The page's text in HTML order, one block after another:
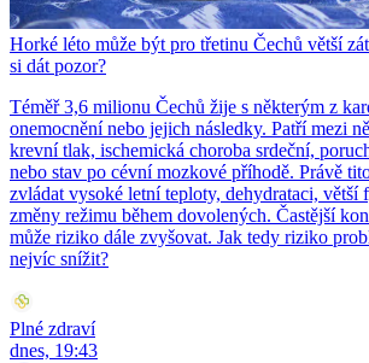
Horké léto může být pro třetinu Čechů větší
si dát pozor?
Téměř 3,6 milionu Čechů žije s některým z
onemocnění nebo jejich následky. Patří mezi
krevní tlak, ischemická choroba srdeční,
nebo stav po cévní mozkové příhodě. Právě
zvládat vysoké letní teploty, dehydrataci, větší
změny režimu během dovolených. Častější
může riziko dále zvyšovat. Jak tedy riziko
nejvíc snížit?
Plné zdraví
dnes, 19:43